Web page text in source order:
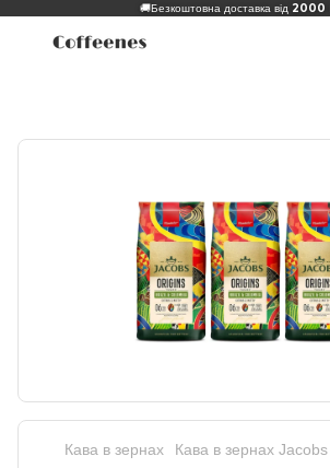
🚚Безкоштовна доставка від 2000
Кава в зернах Кава в зернах Jacobs